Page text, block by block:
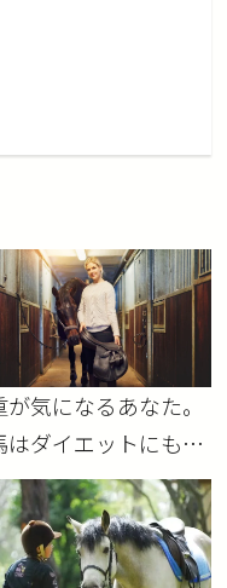
が気になるあなた。
はダイエットにも効
！